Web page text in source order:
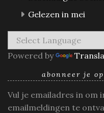
Gelezen in mei
Powered by
abonneer je
Vul je emailadres in om
emailmeldingen te